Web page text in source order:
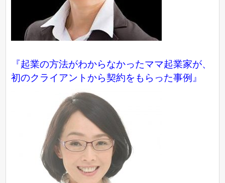
『起業の方法がわからなかったママ起業家が、
初のクライアントから契約をもらった事例』